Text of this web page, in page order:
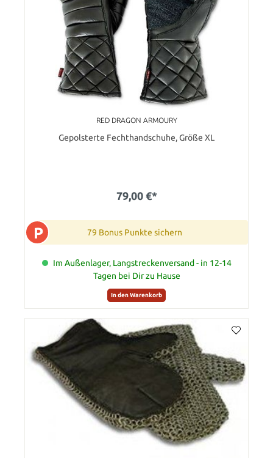
RED DRAGON ARMOURY
Gepolsterte Fechthandschuhe, Größe XL
79,00 €*
P 79 Bonus Punkte sichern
Im Außenlager, Langstreckenversand - in 12-14
Tagen bei Dir zu Hause
In den Warenkorb